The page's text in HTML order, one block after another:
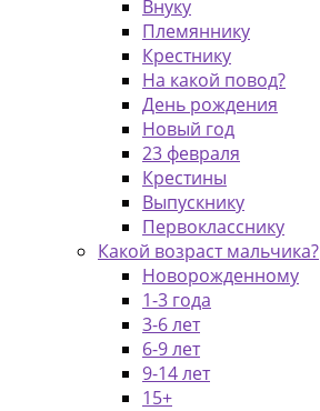
Внуку
Племяннику
Крестнику
На какой повод?
День рождения
Новый год
23 февраля
Крестины
Выпускнику
Первокласснику
Какой возраст мальчика?
Новорожденному
1-3 года
3-6 лет
6-9 лет
9-14 лет
15+